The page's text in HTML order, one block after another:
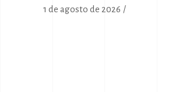
1 de agosto de 2026